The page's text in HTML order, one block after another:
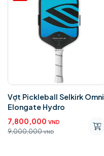
Vợt Pickleball Selkirk Omni
Elongate Hydro
7,800,000 VND
9,000,000 VND